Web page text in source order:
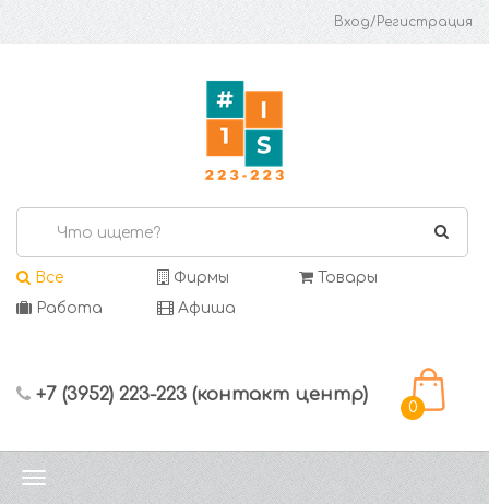
Вход/Регистрация
Все Фирмы
Товары
Работа
Афиша
+7 (3952) 223-223 (контакт центр)
0